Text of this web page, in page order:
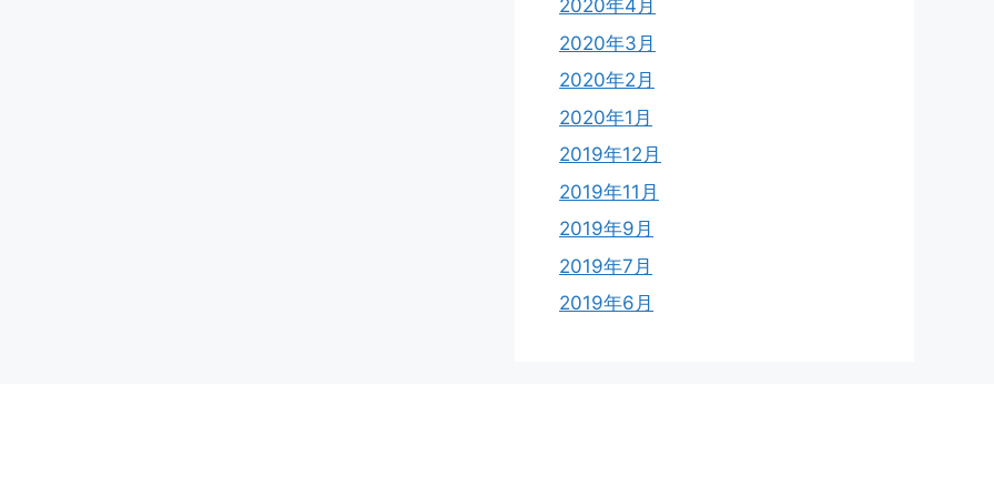
2020年4月
2020年3月
2020年2月
2020年1月
2019年12月
2019年11月
2019年9月
2019年7月
2019年6月